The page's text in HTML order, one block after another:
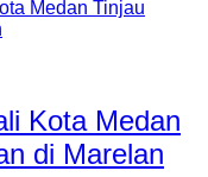
Kota Medan
di Marelan